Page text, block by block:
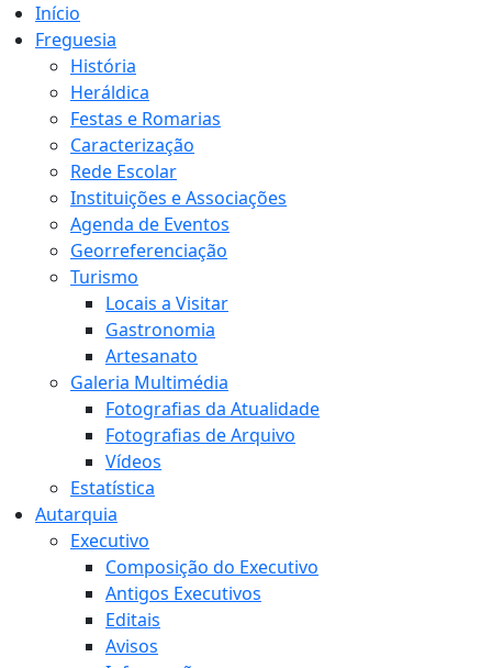
Início
Freguesia
História
Heráldica
Festas e Romarias
Caracterização
Rede Escolar
Instituições e Associações
Agenda de Eventos
Georreferenciação
Turismo
Locais a Visitar
Gastronomia
Artesanato
Galeria Multimédia
Fotografias da Atualidade
Fotografias de Arquivo
Vídeos
Estatística
Autarquia
Executivo
Composição do Executivo
Antigos Executivos
Editais
Avisos